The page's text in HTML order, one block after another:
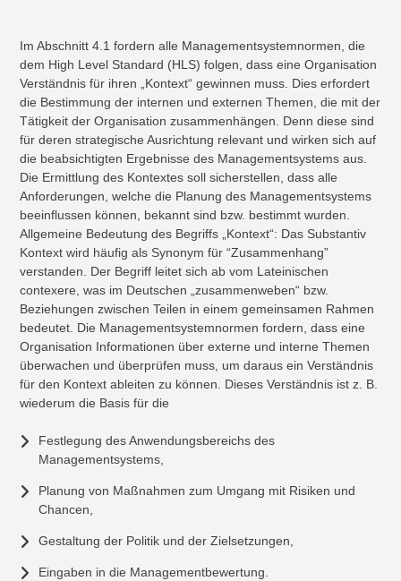
Im Abschnitt 4.1 fordern alle Managementsystemnormen, die
dem High Level Standard (HLS) folgen, dass eine Organisation
Verständnis für ihren „Kontext“ gewinnen muss. Dies erfordert
die Bestimmung der internen und externen Themen, die mit der
Tätigkeit der Organisation zusammenhängen. Denn diese sind
für deren strategische Ausrichtung relevant und wirken sich auf
die beabsichtigten Ergebnisse des Managementsystems aus.
Die Ermittlung des Kontextes soll sicherstellen, dass alle
Anforderungen, welche die Planung des Managementsystems
beeinflussen können, bekannt sind bzw. bestimmt wurden.
Allgemeine Bedeutung des Begriffs „Kontext“: Das Substantiv
Kontext wird häufig als Synonym für “Zusammenhang”
verstanden. Der Begriff leitet sich ab vom Lateinischen
contexere, was im Deutschen „zusammenweben“ bzw.
Beziehungen zwischen Teilen in einem gemeinsamen Rahmen
bedeutet. Die Managementsystemnormen fordern, dass eine
Organisation Informationen über externe und interne Themen
überwachen und überprüfen muss, um daraus ein Verständnis
für den Kontext ableiten zu können. Dieses Verständnis ist z. B.
wiederum die Basis für die
Festlegung des Anwendungsbereichs des
Managementsystems,
Planung von Maßnahmen zum Umgang mit Risiken und
Chancen,
Gestaltung der Politik und der Zielsetzungen,
Eingaben in die Managementbewertung.